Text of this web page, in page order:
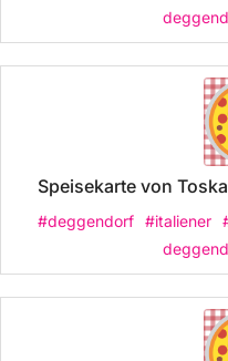
Speisekarte von
#deggendorf #italiener